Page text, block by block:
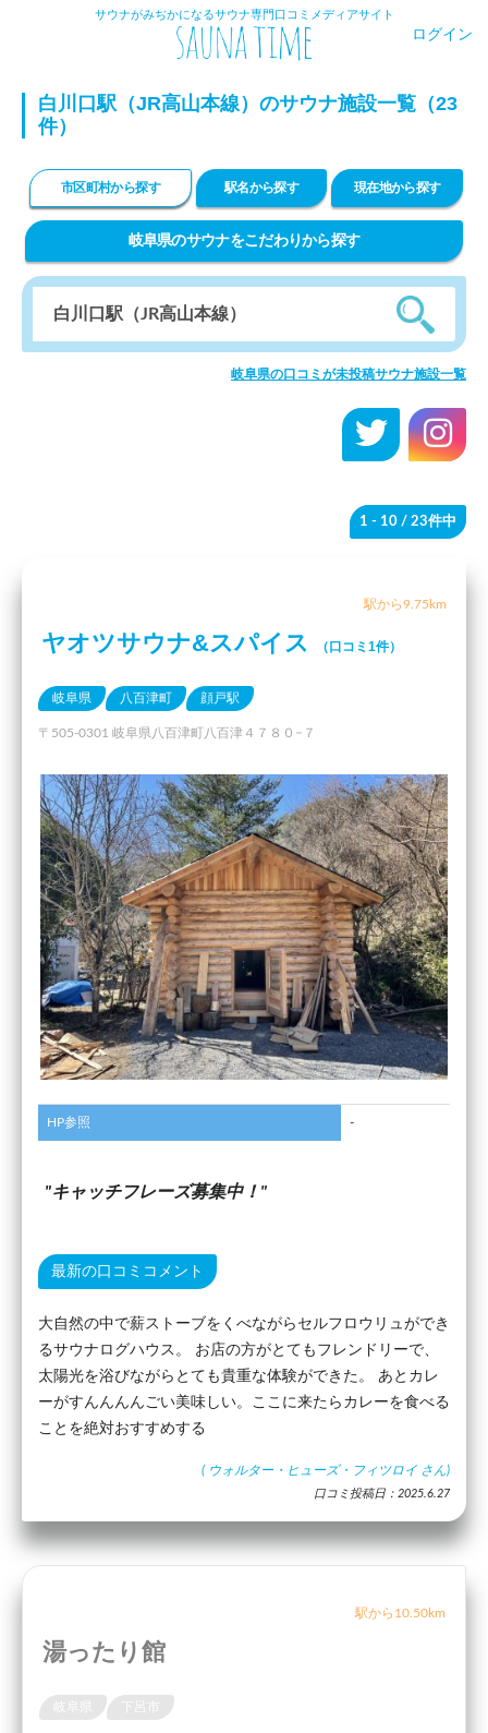
サウナがみぢかになるサウナ専門口コミメディアサイト
ログイン
白川口駅（JR高山本線）のサウナ施設一覧（23
件）
市区町村から探す 駅名から探す 現在地から探す
岐阜県のサウナをこだわりから探す
岐阜県の口コミが未投稿サウナ施設一覧
1 - 10 / 23件中
駅から9.75km
ヤオツサウナ&スパイス （口コミ1件）
岐阜県 八百津町 顔戸駅
〒505-0301 岐阜県八百津町八百津４７８０−７
HP参照 -
キャッチフレーズ募集中！
最新の口コミコメント
大自然の中で薪ストーブをくべながらセルフロウリュができ
るサウナログハウス。 お店の方がとてもフレンドリーで、
太陽光を浴びながらとても貴重な体験ができた。 あとカレ
ーがすんんんんごい美味しい。ここに来たらカレーを食べる
ことを絶対おすすめする
( ウォルター・ヒューズ・フィツロイ さん)
口コミ投稿日：2025.6.27
駅から10.50km
湯ったり館
岐阜県 下呂市